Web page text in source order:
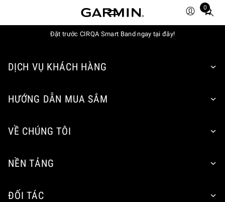
0
Total
Đặt trước CIRQA Smart Band ngay tại đây!
DỊCH VỤ KHÁCH HÀNG
HƯỚNG DẪN MUA SẮM
VỀ CHÚNG TÔI
NỀN TẢNG
ĐỐI TÁC